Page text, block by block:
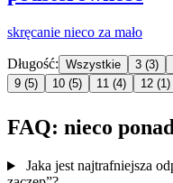
skręcanie nieco za mało
Długość: Wszystkie 3 (3)
9 (5) 10 (5) 11 (4) 12 (1)
FAQ: nieco
Jaka jest najtrafniejsza